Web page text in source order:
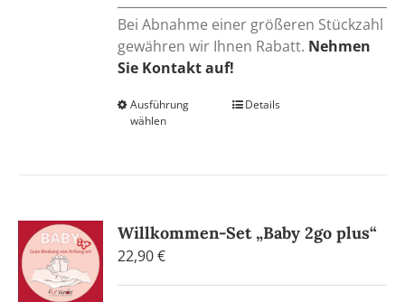
Bei Abnahme einer größeren Stückzahl
gewähren wir Ihnen Rabatt. Nehmen
Sie Kontakt auf!
Ausführung
wählen
Dieses
Die
können
Details
Willkommen-Set „Baby 2go plus“
22,90€